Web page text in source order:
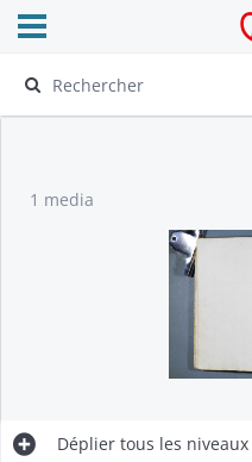
Ouvrir le menu déroulant
1 media
Déplier tous les niveaux